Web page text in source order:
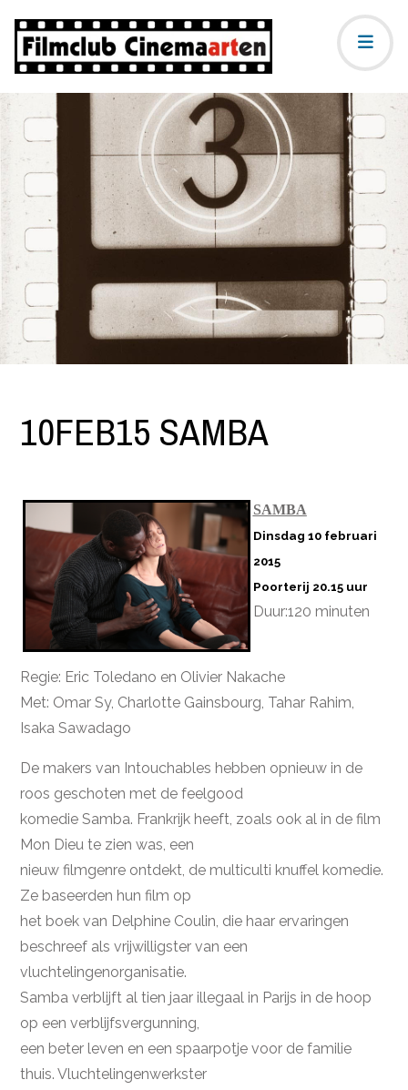
10FEB15 SAMBA
SAMBA
Dinsdag 10 februari
2015
Poorterij 20.15 uur
Duur:120 minuten
Regie: Eric Toledano en Olivier Nakache
Met: Omar Sy, Charlotte Gainsbourg, Tahar Rahim,
Isaka Sawadago
De makers van Intouchables hebben opnieuw in de
roos geschoten met de feelgood
komedie Samba. Frankrijk heeft, zoals ook al in de film
Mon Dieu te zien was, een
nieuw filmgenre ontdekt, de multiculti knuffel komedie.
Ze baseerden hun film op
het boek van Delphine Coulin, die haar ervaringen
beschreef als vrijwilligster van een
vluchtelingenorganisatie.
Samba verblijft al tien jaar illegaal in Parijs in de hoop
op een verblijfsvergunning,
een beter leven en een spaarpotje voor de familie
thuis. Vluchtelingenwerkster